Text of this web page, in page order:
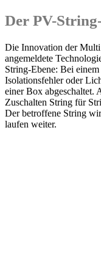
Der PV-
Die Innovation der
angemeldete
String-Ebene: Bei
Isolationsfehler oder
einer Box abgeschaltet.
Zuschalten String für
Der betroffene String
laufen weiter.